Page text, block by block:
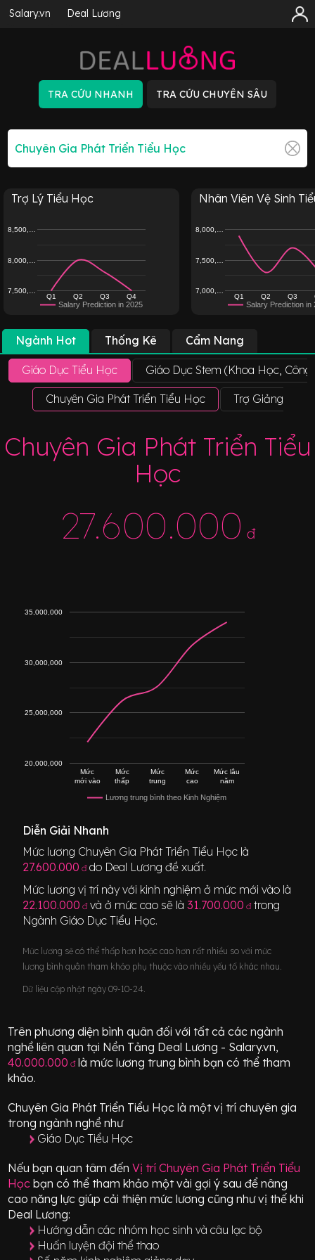
Salary.vn Deal Lương
Trợ Lý Tiểu Học
Salary Prediction in 2025
Q1 Q2 Q3 Q4
7,500,…
8,000,…
8,500,…
Nhân Viên Vệ Sinh
Salary Prediction in
Q1 Q2 Q3
7,000,…
7,500,…
8,000,…
Ngành Hot Thống Kê Cẩm Nang
Giáo Dục Tiểu Học Giáo Dục Stem (Khoa Học,
Chuyên Gia Phát Triển Tiểu Học Trợ Giảng
Chuyên Gia Phát Triển Tiểu
Học
27.600.000 đ
Lương trung bình theo Kinh Nghiệm
Mức
mới vào
Mức
thấp
Mức
trung
Mức
cao
Mức lâu
năm
20,000,000
25,000,000
30,000,000
35,000,000
Diễn Giải Nhanh
Mức lương Chuyên Gia Phát Triển Tiểu Học là
27.600.000 đdo Deal Lương đề xuất.
Mức lương vị trí này với kinh nghiệm ở mức mới vào là
22.100.000 đ và ở mức cao sẽ là31.700.000 đ trong
Ngành Giáo Dục Tiểu Học.
Mức lương sẽ có thể thấp hơn hoặc cao hơn rất nhiều so với mức
lương bình quân tham khảo phụ thuộc vào nhiều yếu tố khác nhau.
Dữ liệu cập nhật ngày 09-10-24.
Trên phương diện bình quân đối với tất cả các ngành
nghề liên quan tại Nền Tảng Deal Lương - Salary.vn,
40.000.000 đlà mức lương trung bình bạn có thể tham
khảo.
Chuyên Gia Phát Triển Tiểu Học là một vị tríchuyên gia
trong ngành nghề như
Giáo Dục Tiểu Học
Nếu bạn quan tâm đến Vị tríChuyên Gia Phát Triển Tiểu
Học bạn có thể tham khảo một vài gợi ý sau để nâng
cao năng lực giúp cải thiện mức lương cũng như vị thế khi
Deal Lương:
Hướng dẫn các nhóm học sinh và câu lạc bộ
Huấn luyện đội thể thao